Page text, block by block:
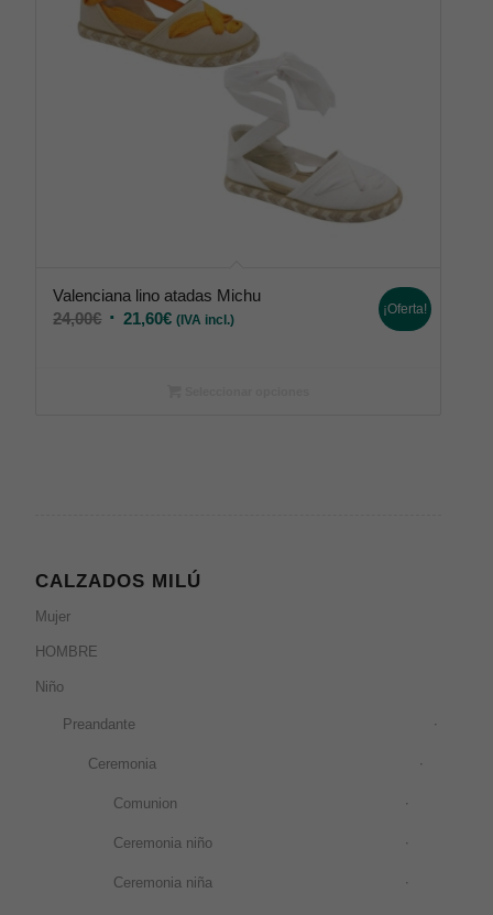
Valenciana lino atadas Michu
24,00€ 21,60€ (IVA incl.)
¡Oferta!
CALZADOS MILÚ
Mujer
HOMBRE
Niño
Preandante
Ceremonia
Comunion
Ceremonia niño
Ceremonia niña